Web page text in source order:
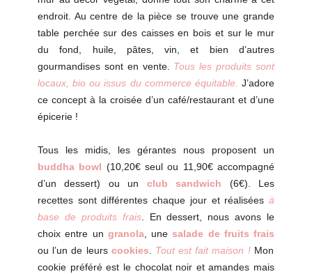
endroit. Au centre de la pièce se trouve une grande
table perchée sur des caisses en bois et sur le mur
du fond, huile, pâtes, vin, et bien d’autres
gourmandises sont en vente. Tous les produits sont
locaux, bio ou issus du commerce équitable. J’adore
ce concept à la croisée d’un café/restaurant et d’une
épicerie !
Tous les midis, les gérantes nous proposent un
buddha bowl (10,20€ seul ou 11,90€ accompagné
d’un dessert) ou un club sandwich (6€). Les
recettes sont différentes chaque jour et réalisées à
base de produits frais. En dessert, nous avons le
choix entre un granola, unesalade de fruits frais
ou l’un de leurs cookies. Tout est fait maison !Mon
cookie préféré est le chocolat noir et amandes mais